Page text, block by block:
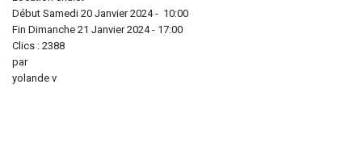
Début Samedi 20 Janvier 2024 - 10:00
Fin Dimanche 21 Janvier 2024 - 17:00
Clics : 2388
par
yolande v